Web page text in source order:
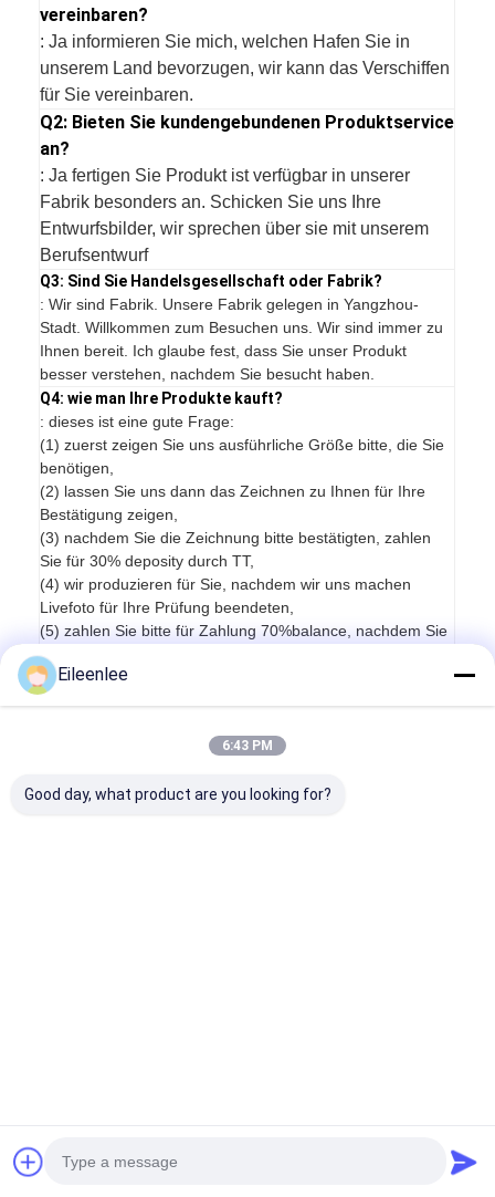
vereinbaren?
: Ja informieren Sie mich, welchen Hafen Sie in
unserem Land bevorzugen, wir kann das Verschiffen
für Sie vereinbaren.
Q2: Bieten Sie kundengebundenen Produktservice
an?
: Ja fertigen Sie Produkt ist verfügbar in unserer
Fabrik besonders an. Schicken Sie uns Ihre
Entwurfsbilder, wir sprechen über sie mit unserem
Berufsentwurf
Q3: Sind Sie Handelsgesellschaft oder Fabrik?
: Wir sind Fabrik. Unsere Fabrik gelegen in Yangzhou-
Stadt. Willkommen zum Besuchen uns. Wir sind immer zu
Ihnen bereit. Ich glaube fest, dass Sie unser Produkt
besser verstehen, nachdem Sie besucht haben.
Q4: wie man Ihre Produkte kauft?
: dieses ist eine gute Frage:
(1) zuerst zeigen Sie uns ausführliche Größe bitte, die Sie
benötigen,
(2) lassen Sie uns dann das Zeichnen zu Ihnen für Ihre
Bestätigung zeigen,
(3) nachdem Sie die Zeichnung bitte bestätigten, zahlen
Sie für 30% deposity durch TT,
(4) wir produzieren für Sie, nachdem wir uns machen
Livefoto für Ihre Prüfung beendeten,
(5) zahlen Sie bitte für Zahlung 70%balance, nachdem Sie
die Livefotos überprüften.
(6) dann vereinbaren wir Versand für Sie, können wir
UHRKETTE oder CNF (CFR) für Sie tun.
(8) können Sie das logistische bitten schicken die Fracht zu
Verwandte Produkte
Eileenlee
6:43 PM
Good day, what product are you looking for?